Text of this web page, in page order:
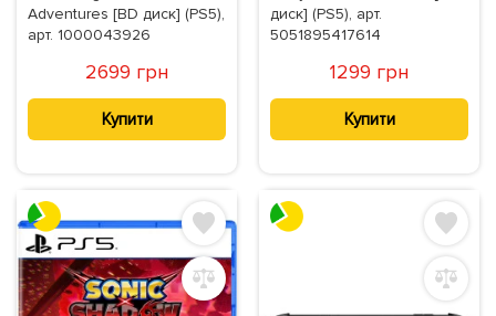
Моделі автомобілів
Adventures [BD диск] (PS5),
арт. 1000043926
2699 грн
Купити
диск] (PS5), арт.
5051895417614
1299 грн
Купити